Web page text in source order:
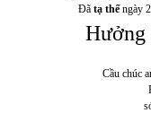
Đã tạ thếngày
Hưởng
Cầu chúc